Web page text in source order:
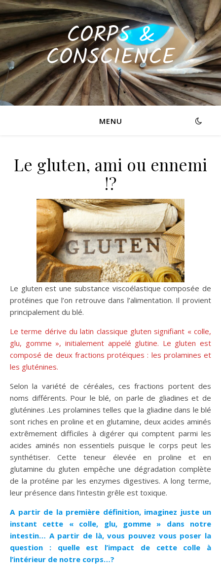
CORPS &
CONSCIENCE
MENU
Le gluten, ami ou ennemi
!?
Le gluten est une substance viscoélastique composée de
protéines que l’on retrouve dans l’alimentation. Il provient
principalement du blé.
Le terme dérive du latin classique gluten signifiant « colle,
glu, gomme », initialement appelé glutine. Le gluten est
composé de deux fractions protéiques : les prolamines et
les gluténines.
Selon la variété de céréales, ces fractions portent des
noms différents. Pour le blé, on parle de gliadines et de
gluténines .Les prolamines telles que la gliadine dans le blé
sont riches en proline et en glutamine, deux acides aminés
extrêmement difficiles à digérer qui comptent parmi les
acides aminés non essentiels puisque le corps peut les
synthétiser. Cette teneur élevée en proline et en
glutamine du gluten empêche une dégradation complète
de la protéine par les enzymes digestives. A long terme,
leur présence dans l’intestin grêle est toxique.
A partir de la première définition, imaginez juste un
instant cette « colle, glu, gomme » dans notre
intestin… A partir de là, vous pouvez vous poser la
question : quelle est l’impact de cette colle à
l’intérieur de notre corps…?